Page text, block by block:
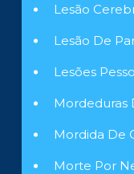
Lesão
Lesão De
Lesões
Mordeduras
Mordida De
Morte Por